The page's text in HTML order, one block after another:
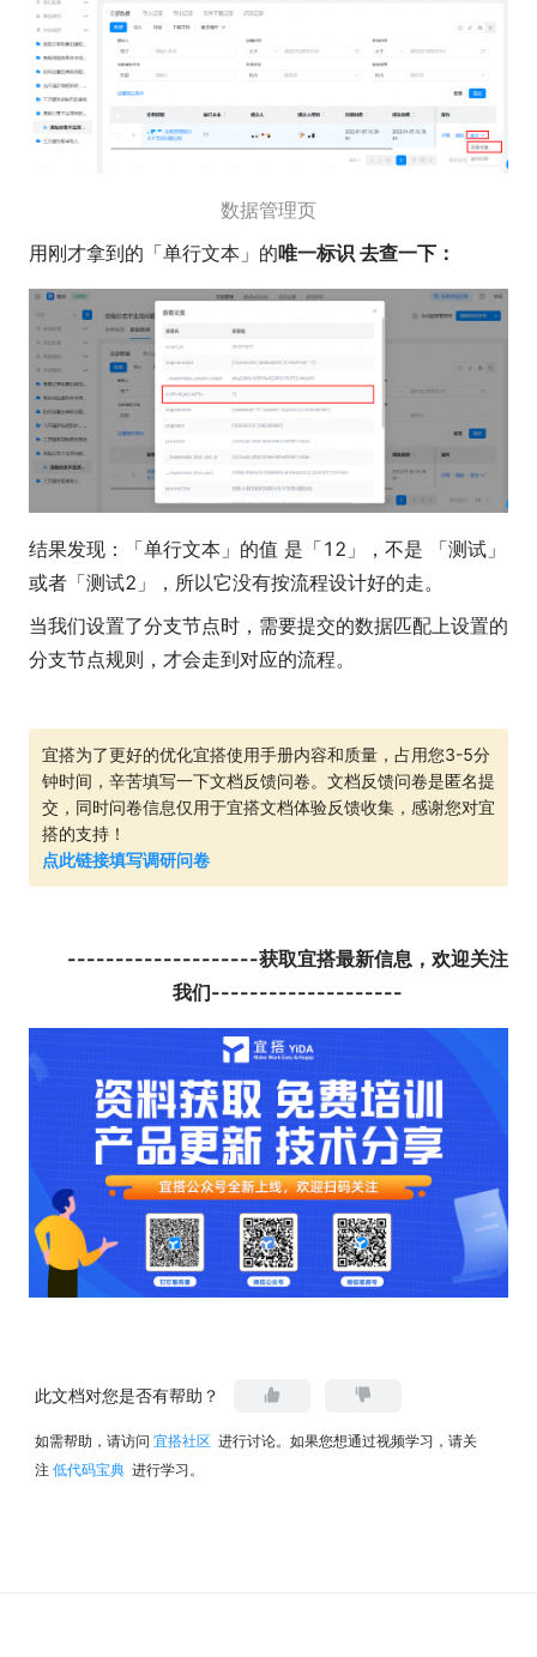
数据管理页
用刚才拿到的「单行文本」的唯一标识 去查一下：
结果发现：「单行文本」的值 是「12」，不是 「测试」
或者「测试2」，所以它没有按流程设计好的走。
当我们设置了分支节点时，需要提交的数据匹配上设置的
分支节点规则，才会走到对应的流程。
宜搭为了更好的优化宜搭使用手册内容和质量，占用您3-5分
钟时间，辛苦填写一下文档反馈问卷。文档反馈问卷是匿名提
交，同时问卷信息仅用于宜搭文档体验反馈收集，感谢您对宜
搭的支持！
点此链接填写调研问卷
--------------------获取宜搭最新信息，欢迎关注
我们--------------------
此文档对您是否有帮助？
如需帮助，请访问 宜搭社区 进行讨论。如果您想通过视频学习，请关
注 低代码宝典 进行学习。